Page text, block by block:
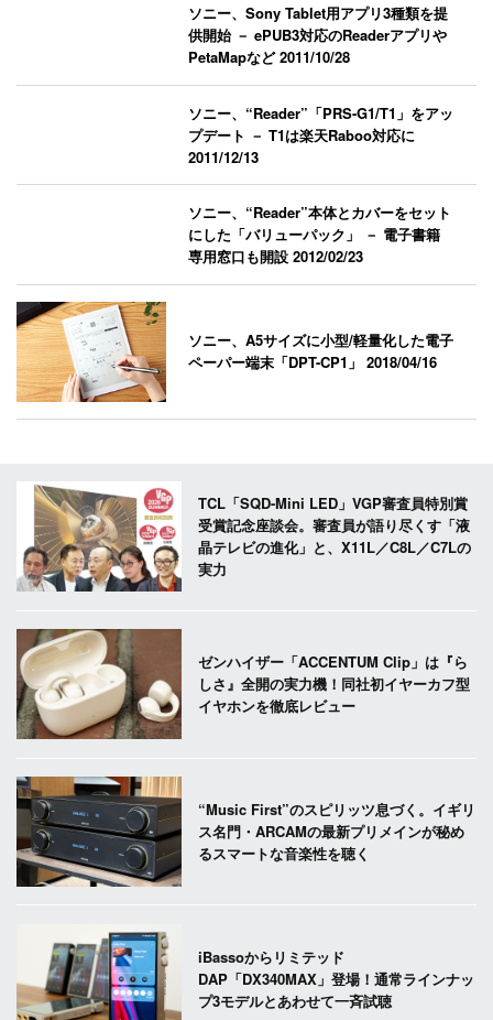
ソニー、Sony Tablet用アプリ3種類を提
供開始 － ePUB3対応のReaderアプリや
PetaMapなど2011/10/28
ソニー、“Reader”「PRS-G1/T1」をアッ
プデート － T1は楽天Raboo対応に
2011/12/13
ソニー、“Reader”本体とカバーをセット
にした「バリューパック」 － 電子書籍
専用窓口も開設2012/02/23
ソニー、A5サイズに小型/軽量化した電子
ペーパー端末「DPT-CP1」2018/04/16
TCL「SQD-Mini LED」VGP審査員特別賞
受賞記念座談会。審査員が語り尽くす「液
晶テレビの進化」と、X11L／C8L／C7Lの
実力
ゼンハイザー「ACCENTUM Clip」は『ら
しさ』全開の実力機！同社初イヤーカフ型
イヤホンを徹底レビュー
“Music First”のスピリッツ息づく。イギリ
ス名門・ARCAMの最新プリメインが秘め
るスマートな音楽性を聴く
iBassoからリミテッド
DAP「DX340MAX」登場！通常ラインナッ
プ3モデルとあわせて一斉試聴